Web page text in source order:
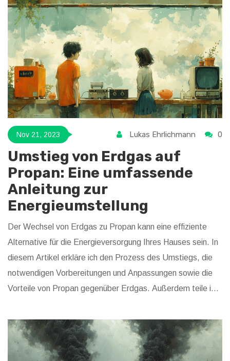
diese beliebten Brennstoffe erfahren möchten.
Nov 21, 2023 Lukas Ehrlichmann 0
Umstieg von Erdgas auf
Propan: Eine umfassende
Anleitung zur
Energieumstellung
Der Wechsel von Erdgas zu Propan kann eine effiziente
Alternative für die Energieversorgung Ihres Hauses sein. In
diesem Artikel erkläre ich den Prozess des Umstiegs, die
notwendigen Vorbereitungen und Anpassungen sowie die
Vorteile von Propan gegenüber Erdgas. Außerdem teile ich
betrachte mögliche Herausforderungen und Lösungen.